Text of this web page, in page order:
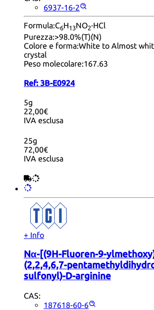
6937-16-2
Formula:C6H13NO2·HCl
Purezza:>98.0%(T)(N)
Colore e forma:White to Almost
crystal
Peso molecolare:167.63
Ref: 3B-E0924
5g
22,00€
IVA esclusa
25g
72,00€
IVA esclusa
+ Info
Nα-[(9H-Fluoren-9-
(2,2,4,6,7-
sulfonyl)-D-arginine
CAS:
187618-60-6